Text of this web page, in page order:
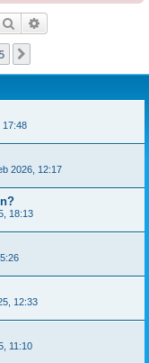
Buscar
17:48
2026, 12:17
18:13
12:33
11:10